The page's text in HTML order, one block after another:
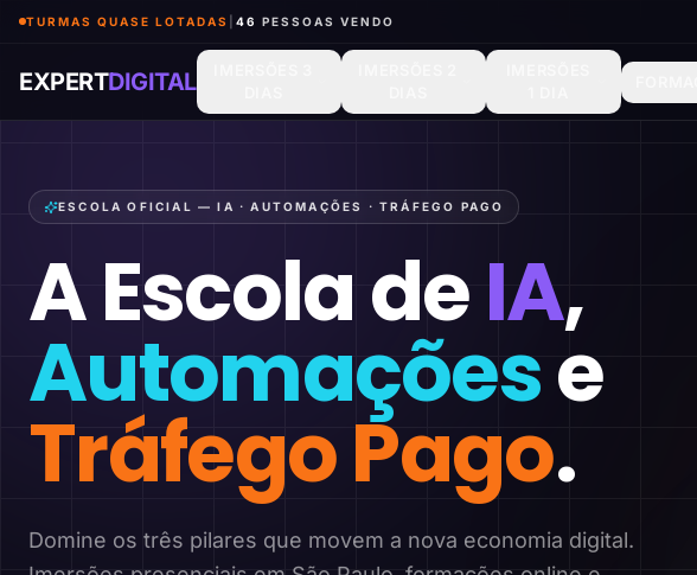
TURMAS QUASE LOTADAS 46 PESSOAS VENDO
EXPERTDIGITAL
ESCOLA OFICIAL — IA · AUTOMAÇÕES · TRÁFEGO PAGO
A Escola deIA,
Automaçõese
Tráfego Pago.
Domine os três pilares que movem a nova economia digital.